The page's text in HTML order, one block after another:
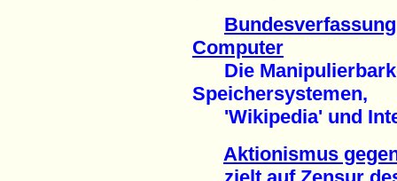
Computer
Die
Speichersystemen,
'Wikipedia' und
Aktionismus